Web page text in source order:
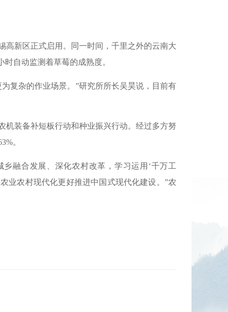
高新区正式启用。同一时间，千里之外的云南大
自动监测着草莓的成熟度。
复杂的作业场景。”研究所所长吴昊说，目前有
机装备补短板行动和种业振兴行动。经过多方努
。
融合发展、深化农村改革，学习运用‘千万工
业农村现代化更好推进中国式现代化建设。”农